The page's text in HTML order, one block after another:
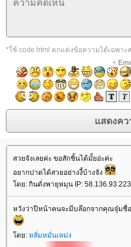
*ใช้ code html ตกแต่งข้อความได้เฉพาะ
+
สวยจังเลยค่ะ ขอสักชิ้นได้มั้ยอ่ะค่ะ
อยากปาดได้สวยอย่างงี้บ้างจัง
โดย: กินดั่งพายุหมุน IP:
หวังว่าปีหน้าคนจะมีบล๊อกจากคุณจุ๋มชื่
โดย: หลั่มหมั่นเหม่ง